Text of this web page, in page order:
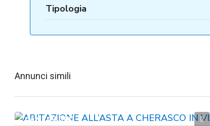
Tipologia
Annunci simili
da€240.000